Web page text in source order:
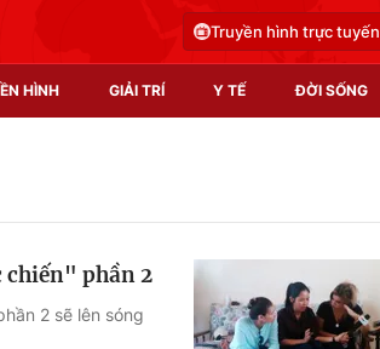
Truyền hình trực tuyến
HÌNH GIẢI TRÍ Y TẾ ĐỜI SỐNG
Video
Shorts video
chiến" phần 2
2 sẽ lên sóng